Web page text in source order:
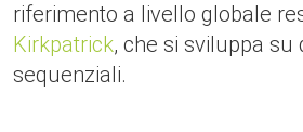
riferimento a livello globale
Kirkpatrick, che si sviluppa su
sequenziali.